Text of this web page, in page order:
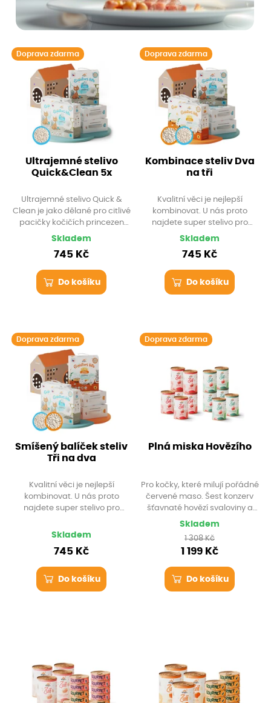
Doprava zdarma
Krabicový domek zdarma
Ultrajemné stelivo
Quick&Clean 5x
Ultrajemné stelivo Quick &
Clean je jako dělané pro citlivé
pacičky kočičích princezen
díky jemným granulkám. Je
opravdu pevné hrudky a
dokonale pohlcuje zápach.
Toaleta se tak uklidí jednoduše
a všichni jsou spokojeni. A
Skladem
745 Kč
Do košíku
Doprava zdarma
Krabicový domek zdarma
Kombinace steliv Dva
na tři
Kvalitní věci je nejlepší
kombinovat. U nás proto
najdete super stelivo pro
početnou smečku i pro citlivé
zdarma!
Skladem
745 Kč
Do košíku
Doprava zdarma
Krabicový domek zdarma
Smíšený balíček steliv
Tři na dva
Kvalitní věci je nejlepší
kombinovat. U nás proto
najdete super stelivo pro
packy. A navíc s dopravou
Skladem
745 Kč
Do košíku
Doprava zdarma
Plná miska Hovězího
Pro kočky, které milují pořádné
červené maso. Šest konzerv
šťavnaté hovězí svaloviny a
šest konzerv hovězích kostek s
Tento výhodný set vám navíc
doručíme s dopravou zcela
zdarma.
Skladem
1 308 Kč
1 199 Kč
Do košíku